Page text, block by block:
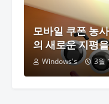
모바일 쿠폰 농
의 새로운 지평
Windows's 3월